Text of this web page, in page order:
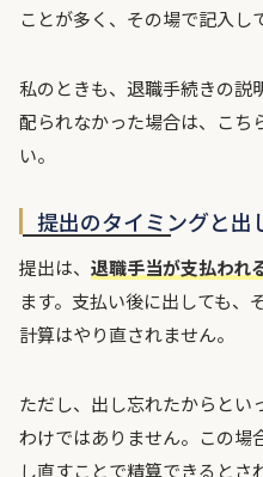
ことが多く、その場で記入し
私のときも、退職手続きの説
配られなかった場合は、こち
い。
提出のタイミングと出
提出は、 退職手当が支払われ
ます。支払い後に出しても、
計算はやり直されません。
ただし、出し忘れたからとい
わけではありません。この場
し直すことで精算できるとさ